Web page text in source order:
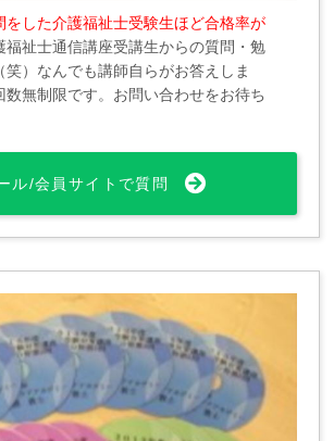
をした介護福祉士受験生ほど合格率が
福祉士通信講座受講生からの質問・勉
笑）なんでも講師自らがお答えしま
数無制限です。お問い合わせをお待ち
ル/会員サイトで質問